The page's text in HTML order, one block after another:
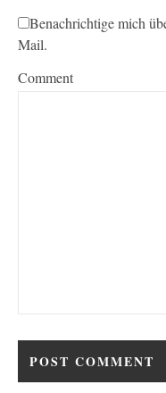
Benachrichtige mich
Mail.
Comment